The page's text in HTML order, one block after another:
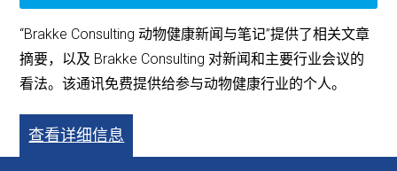
“Brakke Consulting 动物健康新闻与笔记”提供了相关文章
摘要，以及 Brakke Consulting 对新闻和主要行业会议的
看法。该通讯免费提供给参与动物健康行业的个人。
查看详细信息